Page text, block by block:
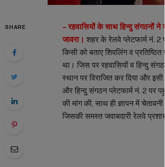
SHARE
– रहवासियों के साथ हिन्दु संगठनों ने
जावरा। शहर के रेलवे प्लेटफार्म नं. 2
किसी को बताए शिवलिंग व
था। जिस पर रहवासियों व हिन्दु
स्थान पर विराजित कर दिया और
और हिन्दु संगठन प्लेटफार्म नं. 2 पर
की मांग की, साथ ही ज्ञापन में
जिसकी समस्त जवाबदारी रेलवे